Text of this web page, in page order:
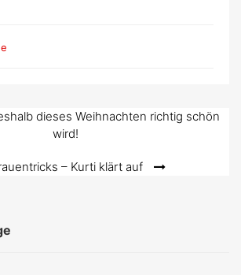
dieses Weihnachten richtig schön
wird!
– Kurti klärt auf